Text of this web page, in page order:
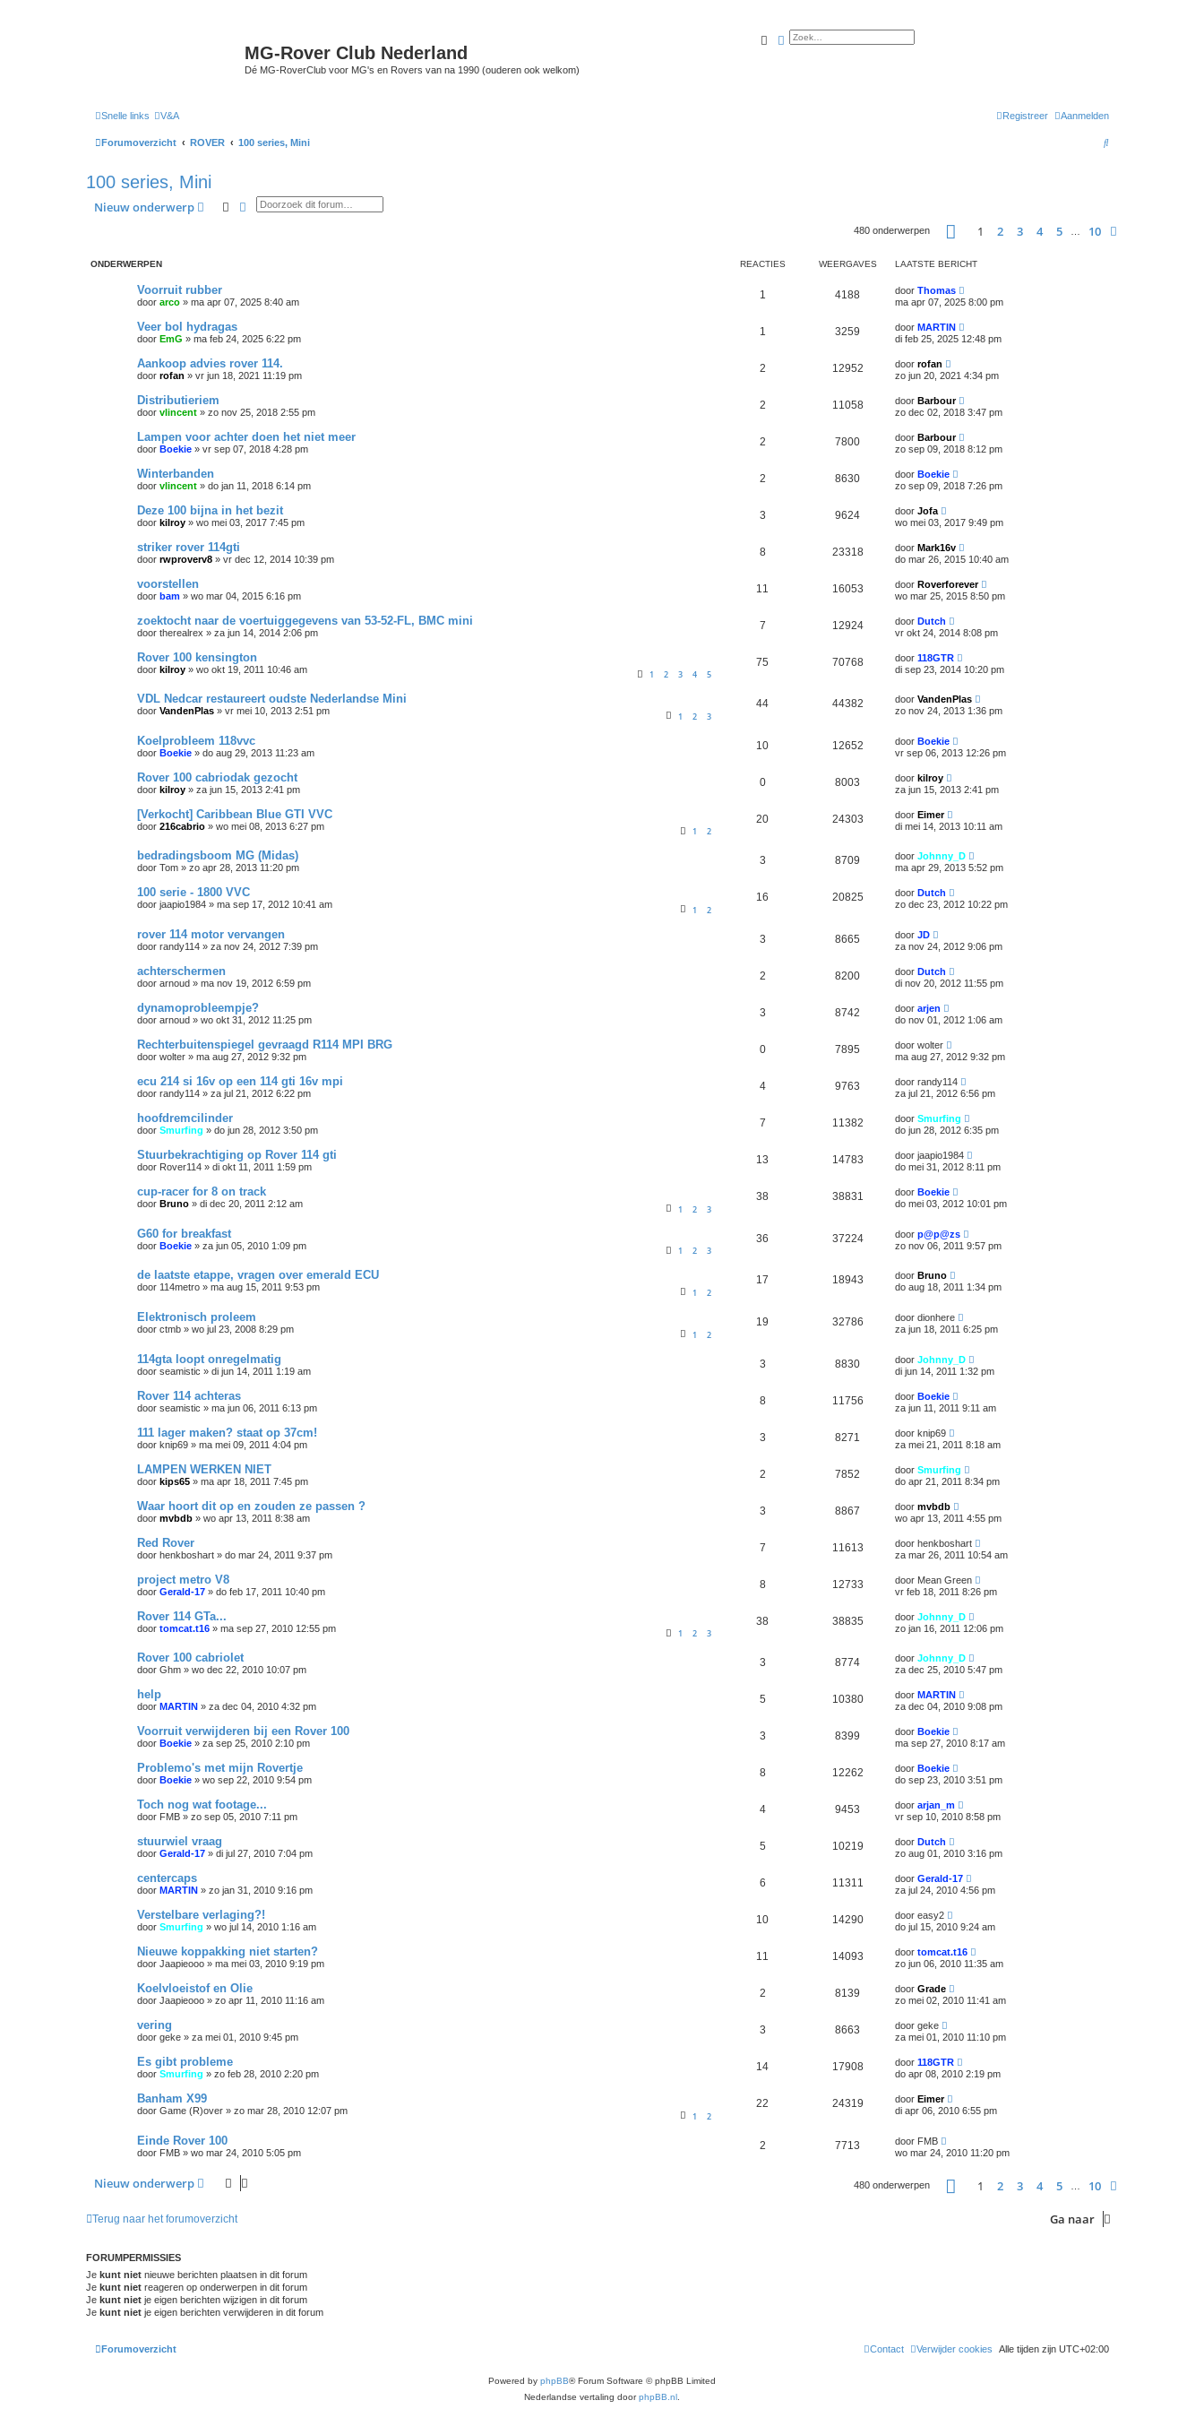
MG-Rover Club Nederland
Dé MG-RoverClub voor MG's en Rovers van na 1990 (ouderen ook welkom)
ZoekUitgebreid zoeken
Snelle links V&A Aanmelden
Registreer
Forumoverzicht ROVER 100 series, Mini
Z
100 series, Mini
Nieuw onderwerp Zoek Uitgebreid zoeken
480 onderwerpen Pagina1 van 10
1 2 3 4 5 10
ONDERWERPEN REACTIES WEERGAVES LAATSTE BERICHT
Voorruit rubber
door arco » ma apr 07, 2025 8:40 am
1 4188 door Thomas
ma apr 07, 2025 8:00 pm
Veer bol hydragas
door EmG » ma feb 24, 2025 6:22 pm
1 3259 door MARTIN
di feb 25, 2025 12:48 pm
Aankoop advies rover 114.
door rofan » vr jun 18, 2021 11:19 pm
2 12952 door rofan
zo jun 20, 2021 4:34 pm
Distributieriem
door vlincent » zo nov 25, 2018 2:55 pm
2 11058 door Barbour
zo dec 02, 2018 3:47 pm
Lampen voor achter doen het niet meer
door Boekie » vr sep 07, 2018 4:28 pm
2 7800 door Barbour
zo sep 09, 2018 8:12 pm
Winterbanden
door vlincent » do jan 11, 2018 6:14 pm
2 8630 door Boekie
zo sep 09, 2018 7:26 pm
Deze 100 bijna in het bezit
door kilroy » wo mei 03, 2017 7:45 pm
3 9624 door Jofa
wo mei 03, 2017 9:49 pm
striker rover 114gti
door rwproverv8 » vr dec 12, 2014 10:39 pm
8 23318 door Mark16v
do mar 26, 2015 10:40 am
voorstellen
door bam » wo mar 04, 2015 6:16 pm
11 16053 door Roverforever
wo mar 25, 2015 8:50 pm
zoektocht naar de voertuiggegevens van 53-52-FL, BMC mini
door therealrex » za jun 14, 2014 2:06 pm
7 12924 door Dutch
vr okt 24, 2014 8:08 pm
Rover 100 kensington
door kilroy » wo okt 19, 2011 10:46 am 1 2 3 4 5
75 70768 door 118GTR
di sep 23, 2014 10:20 pm
VDL Nedcar restaureert oudste Nederlandse Mini
door VandenPlas » vr mei 10, 2013 2:51 pm 1 2 3
44 44382 door VandenPlas
zo nov 24, 2013 1:36 pm
Koelprobleem 118vvc
door Boekie » do aug 29, 2013 11:23 am
10 12652 door Boekie
vr sep 06, 2013 12:26 pm
Rover 100 cabriodak gezocht
door kilroy » za jun 15, 2013 2:41 pm
0 8003 door kilroy
za jun 15, 2013 2:41 pm
[Verkocht] Caribbean Blue GTI VVC
door 216cabrio » wo mei 08, 2013 6:27 pm 1 2
20 24303 door Eimer
di mei 14, 2013 10:11 am
bedradingsboom MG (Midas)
door Tom » zo apr 28, 2013 11:20 pm
3 8709 door Johnny_D
ma apr 29, 2013 5:52 pm
100 serie - 1800 VVC
door jaapio1984 » ma sep 17, 2012 10:41 am 1 2
16 20825 door Dutch
zo dec 23, 2012 10:22 pm
rover 114 motor vervangen
door randy114 » za nov 24, 2012 7:39 pm
3 8665 door JD
za nov 24, 2012 9:06 pm
achterschermen
door arnoud » ma nov 19, 2012 6:59 pm
2 8200 door Dutch
di nov 20, 2012 11:55 pm
dynamoprobleempje?
door arnoud » wo okt 31, 2012 11:25 pm
3 8742 door arjen
do nov 01, 2012 1:06 am
Rechterbuitenspiegel gevraagd R114 MPI BRG
door wolter » ma aug 27, 2012 9:32 pm
0 7895 door wolter
ma aug 27, 2012 9:32 pm
ecu 214 si 16v op een 114 gti 16v mpi
door randy114 » za jul 21, 2012 6:22 pm
4 9763 door randy114
za jul 21, 2012 6:56 pm
hoofdremcilinder
door Smurfing » do jun 28, 2012 3:50 pm
7 11382 door Smurfing
do jun 28, 2012 6:35 pm
Stuurbekrachtiging op Rover 114 gti
door Rover114 » di okt 11, 2011 1:59 pm
13 14783 door jaapio1984
do mei 31, 2012 8:11 pm
cup-racer for 8 on track
door Bruno » di dec 20, 2011 2:12 am 1 2 3
38 38831 door Boekie
do mei 03, 2012 10:01 pm
G60 for breakfast
door Boekie » za jun 05, 2010 1:09 pm 1 2 3
36 37224 door p@p@zs
zo nov 06, 2011 9:57 pm
de laatste etappe, vragen over emerald ECU
door 114metro » ma aug 15, 2011 9:53 pm 1 2
17 18943 door Bruno
do aug 18, 2011 1:34 pm
Elektronisch proleem
door ctmb » wo jul 23, 2008 8:29 pm 1 2
19 32786 door dionhere
za jun 18, 2011 6:25 pm
114gta loopt onregelmatig
door seamistic » di jun 14, 2011 1:19 am
3 8830 door Johnny_D
di jun 14, 2011 1:32 pm
Rover 114 achteras
door seamistic » ma jun 06, 2011 6:13 pm
8 11756 door Boekie
za jun 11, 2011 9:11 am
111 lager maken? staat op 37cm!
door knip69 » ma mei 09, 2011 4:04 pm
3 8271 door knip69
za mei 21, 2011 8:18 am
LAMPEN WERKEN NIET
door kips65 » ma apr 18, 2011 7:45 pm
2 7852 door Smurfing
do apr 21, 2011 8:34 pm
Waar hoort dit op en zouden ze passen ?
door mvbdb » wo apr 13, 2011 8:38 am
3 8867 door mvbdb
wo apr 13, 2011 4:55 pm
Red Rover
door henkboshart » do mar 24, 2011 9:37 pm
7 11613 door henkboshart
za mar 26, 2011 10:54 am
project metro V8
door Gerald-17 » do feb 17, 2011 10:40 pm
8 12733 door Mean Green
vr feb 18, 2011 8:26 pm
Rover 114 GTa...
door tomcat.t16 » ma sep 27, 2010 12:55 pm 1 2 3
38 38835 door Johnny_D
zo jan 16, 2011 12:06 pm
Rover 100 cabriolet
door Ghm » wo dec 22, 2010 10:07 pm
3 8774 door Johnny_D
za dec 25, 2010 5:47 pm
help
door MARTIN » za dec 04, 2010 4:32 pm
5 10380 door MARTIN
za dec 04, 2010 9:08 pm
Voorruit verwijderen bij een Rover 100
door Boekie » za sep 25, 2010 2:10 pm
3 8399 door Boekie
ma sep 27, 2010 8:17 am
Problemo's met mijn Rovertje
door Boekie » wo sep 22, 2010 9:54 pm
8 12262 door Boekie
do sep 23, 2010 3:51 pm
Toch nog wat footage...
door FMB » zo sep 05, 2010 7:11 pm
4 9453 door arjan_m
vr sep 10, 2010 8:58 pm
stuurwiel vraag
door Gerald-17 » di jul 27, 2010 7:04 pm
5 10219 door Dutch
zo aug 01, 2010 3:16 pm
centercaps
door MARTIN » zo jan 31, 2010 9:16 pm
6 11311 door Gerald-17
za jul 24, 2010 4:56 pm
Verstelbare verlaging?!
door Smurfing » wo jul 14, 2010 1:16 am
10 14290 door easy2
do jul 15, 2010 9:24 am
Nieuwe koppakking niet starten?
door Jaapieooo » ma mei 03, 2010 9:19 pm
11 14093 door tomcat.t16
zo jun 06, 2010 11:35 am
Koelvloeistof en Olie
door Jaapieooo » zo apr 11, 2010 11:16 am
2 8139 door Grade
zo mei 02, 2010 11:41 am
vering
door geke » za mei 01, 2010 9:45 pm
3 8663 door geke
za mei 01, 2010 11:10 pm
Es gibt probleme
door Smurfing » zo feb 28, 2010 2:20 pm
14 17908 door 118GTR
do apr 08, 2010 2:19 pm
Banham X99
door Game (R)over » zo mar 28, 2010 12:07 pm 1 2
22 24319 door Eimer
di apr 06, 2010 6:55 pm
Einde Rover 100
door FMB » wo mar 24, 2010 5:05 pm
2 7713 door FMB
wo mar 24, 2010 11:20 pm
Nieuw onderwerp 480 onderwerpen Pagina1 van 10
1 2 3 4 5 … 10
Terug naar het forumoverzicht Ga naar
FORUMPERMISSIES
Je kunt niet nieuwe berichten plaatsen in dit forum
Je kunt niet reageren op onderwerpen in dit forum
Je kunt niet je eigen berichten wijzigen in dit forum
Je kunt niet je eigen berichten verwijderen in dit forum
Forumoverzicht Alle tijden zijn UTC+02:00
Verwijder cookies
Contact
Powered by phpBB® Forum Software © phpBB Limited
Nederlandse vertaling doorphpBB.nl .